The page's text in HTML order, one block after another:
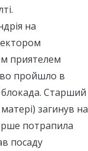
на
приятелем
пройшло в
блокада. Старший
загинув на
потрапила
посаду